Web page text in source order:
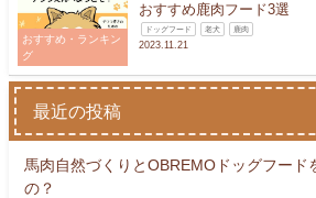
おすすめ・ランキン
グ
おすすめ鹿肉フード3選
ドッグフード 老犬 鹿肉
2023.11.21
最近の投稿
馬肉自然づくりとOBREMOドッグフード
の？